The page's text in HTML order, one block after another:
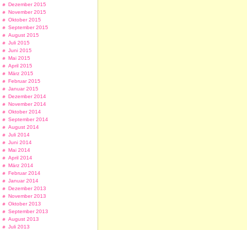
Dezember 2015
November 2015
Oktober 2015
September 2015
August 2015
Juli 2015
Juni 2015
Mai 2015
April 2015
März 2015
Februar 2015
Januar 2015
Dezember 2014
November 2014
Oktober 2014
September 2014
August 2014
Juli 2014
Juni 2014
Mai 2014
April 2014
März 2014
Februar 2014
Januar 2014
Dezember 2013
November 2013
Oktober 2013
September 2013
August 2013
Juli 2013